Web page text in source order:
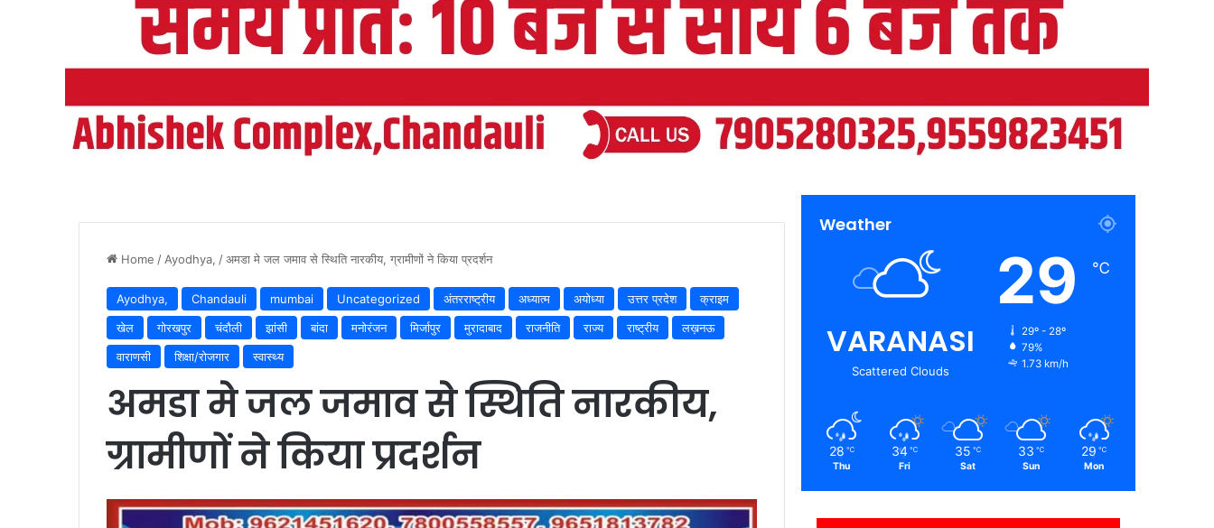
Home / Ayodhya, /अमडा मे जल जमाव से स्थिति नारकीय, ग्रामीणों ने किया प्रदर्शन
Ayodhya, Chandauli mumbai Uncategorized अंतरराष्ट्रीय अध्यात्म अयोध्या उत्तर प्रदेश
क्राइम
खेल
गोरखपुर चंदौली झांसी बांदा मनोरंजन मिर्जापुर मुरादाबाद राजनीति राज्य राष्ट्रीय
लख़नऊ
वाराणसी
शिक्षा/रोजगार स्वास्थ्य
अमडा मे जल जमाव से स्थिति नारकीय,
ग्रामीणों ने किया प्रदर्शन
Weather
VARANASI
Scattered Clouds
29 ℃
29º - 28º
79%
1.73 km/h
28 ℃
Thu
34 ℃
Fri
35 ℃
Sat
33 ℃
Sun
29 ℃
Mon